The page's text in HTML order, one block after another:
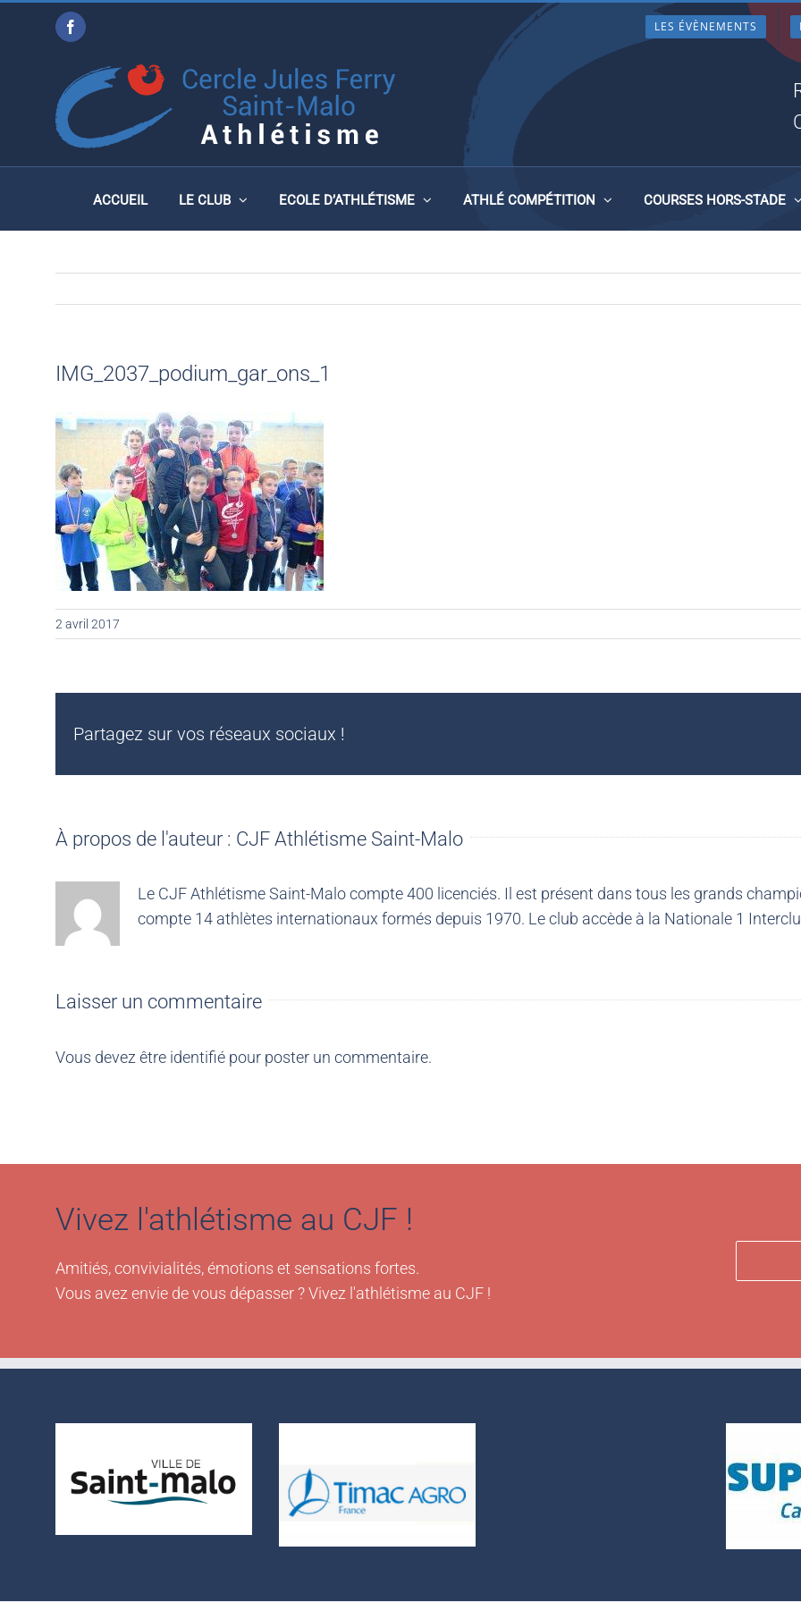
Facebook LES ÉVÈNEMENTS
ACCUEIL LE CLUB ECOLE D’ATHLÉTISME ATHLÉ COMPÉTITION COURSES HORS-STADE
IMG_2037_PODIUM_GAR_ONS_1
IMG_2037_podium_gar_ons_1
2 avril 2017
Partagez sur vos réseaux sociaux !
À propos de l'auteur : CJF Athlétisme Saint-Malo
Le CJF Athlétisme Saint-Malo compte 400 licenciés. Il est présent dans tous les grands
compte 14 athlètes internationaux formés depuis 1970. Le club accède à la Nationale 1
Laisser un commentaire
Vous devez être identifié pour poster un commentaire.
Vivez l'athlétisme au CJF !
Amitiés, convivialités, émotions et sensations fortes.
Vous avez envie de vous dépasser ? Vivez l'athlétisme au CJF !